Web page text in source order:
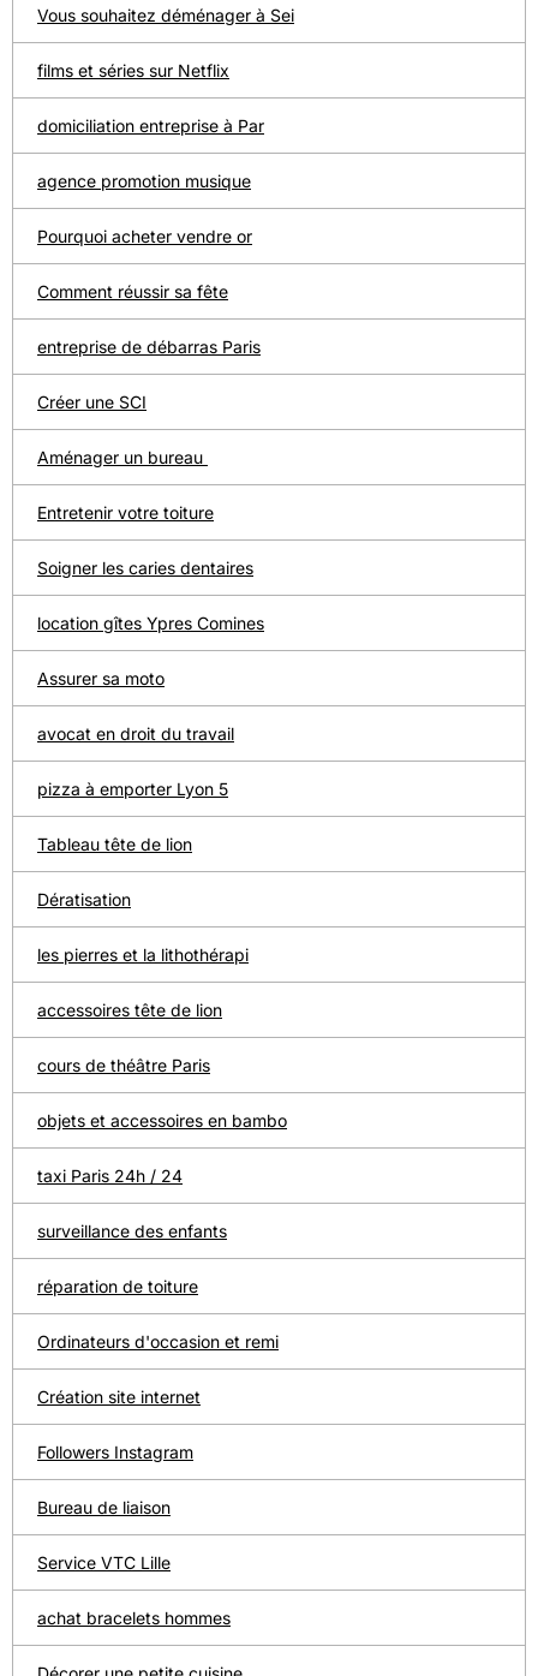
Vous souhaitez déménager à Sei
films et séries sur Netflix
domiciliation entreprise à Par
agence promotion musique
Pourquoi acheter vendre or
Comment réussir sa fête
entreprise de débarras Paris
Créer une SCI
Aménager un bureau
Entretenir votre toiture
Soigner les caries dentaires
location gîtes Ypres Comines
Assurer sa moto
avocat en droit du travail
pizza à emporter Lyon 5
Tableau tête de lion
Dératisation
les pierres et la lithothérapi
accessoires tête de lion
cours de théâtre Paris
objets et accessoires en bambo
taxi Paris 24h / 24
surveillance des enfants
réparation de toiture
Ordinateurs d'occasion et remi
Création site internet
Followers Instagram
Bureau de liaison
Service VTC Lille
achat bracelets hommes